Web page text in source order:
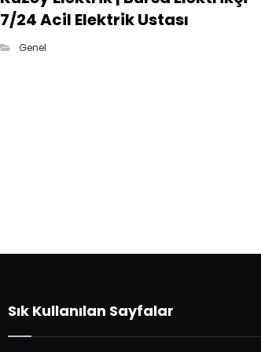
7/24 Acil Elektrik Ustası
Genel
Sık Kullanılan Sayfalar